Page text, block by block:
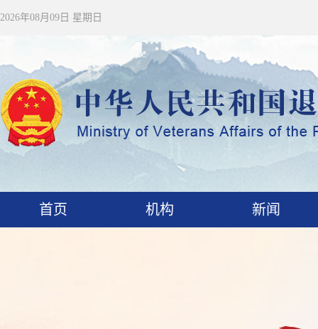
2026年08月09日 星期日
首页 机构 新闻